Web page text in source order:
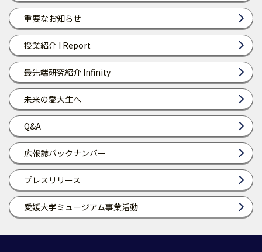
重要なお知らせ
授業紹介 I Report
最先端研究紹介 Infinity
未来の愛大生へ
Q&A
広報誌バックナンバー
プレスリリース
愛媛大学ミュージアム事業活動